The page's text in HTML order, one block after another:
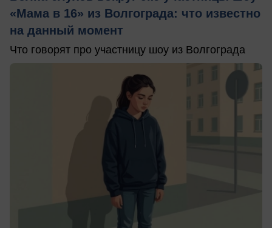
«Мама в 16» из Волгограда: что известно
на данный момент
Что говорят про участницу шоу из Волгограда